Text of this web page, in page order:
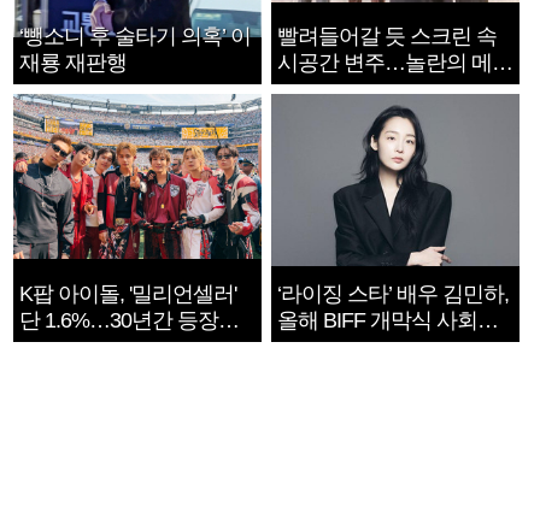
‘뺑소니 후 술타기 의혹’ 이
재룡 재판행
빨려들어갈 듯 스크린 속
시공간 변주…놀란의 메시
지는 ‘전쟁 속죄’
K팝 아이돌, '밀리언셀러'
단 1.6%…30년간 등장
1182개팀 전수조사
‘라이징 스타’ 배우 김민하,
올해 BIFF 개막식 사회자
확정